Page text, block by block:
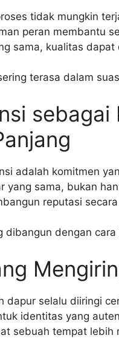
tidak mungkin
peran membantu
sama, kualitas
terasa dalam
adalah komitmen
yang sama, bukan
reputasi
dibangun dengan
dapur selalu diiringi
identitas yang
sebuah tempat lebih